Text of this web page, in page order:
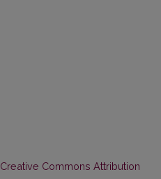
Creative Commons Attribution